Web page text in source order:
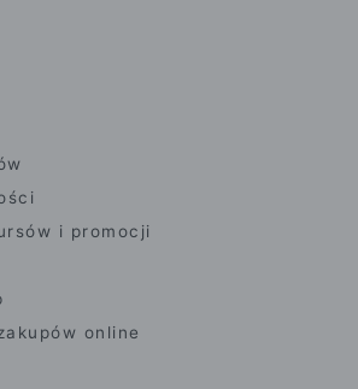
i promocji
online